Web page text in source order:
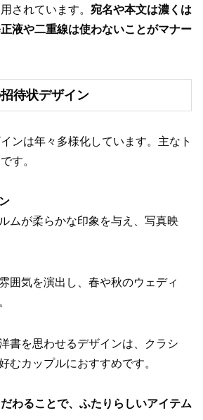
されています。 宛名や本文は濃くは
液や二重線は使わないことがマナー
待状デザイン
ンは年々多様化しています。主なト
す。
ムが柔らかな印象を与え、写真映
囲気を演出し、春や秋のウェディ
書を思わせるデザインは、クラシ
むカップルにおすすめです。
わることで、ふたりらしいアイテム